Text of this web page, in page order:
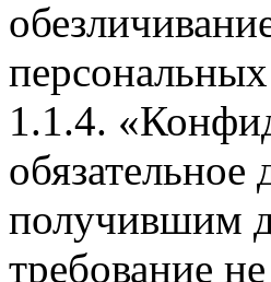
1.1.4.
получившим
требование